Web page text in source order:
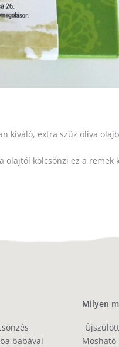
kiváló, extra szűz olíva
olajtól kölcsönzi ez a
babával
Milyen
Mosható